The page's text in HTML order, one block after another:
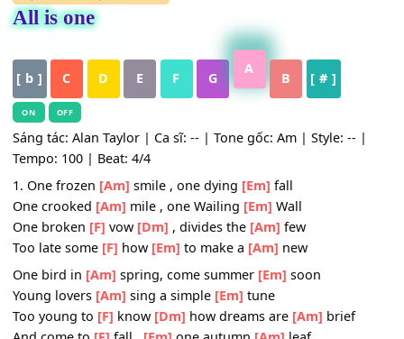
All is one
[ b ] C D E G B [ # ]
ON
Sáng tác: Alan Taylor | Ca sĩ: -- | Tone gốc: Am | Style: --
Tempo: 100 | Beat: 4/4
1. One frozen[Am]smile , one dying[Em]fall
One crooked[Am]mile , one Wailing[Em]Wall
One broken[F]vow[Dm], divides the
Too late some [F]how[Em]to make a[Am]new